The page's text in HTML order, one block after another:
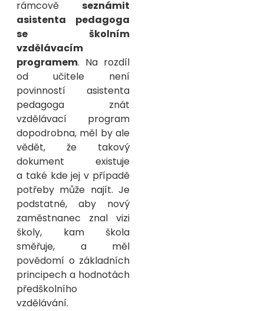
rámcově seznámit
asistenta pedagoga
se školním
vzdělávacím
programem. Na rozdíl
od učitele není
povinností asistenta
pedagoga znát
vzdělávací program
dopodrobna, měl by ale
vědět, že takový
dokument existuje
a také kde jej v případě
potřeby může najít. Je
podstatné, aby nový
zaměstnanec znal vizi
školy, kam škola
směřuje, a měl
povědomí o základních
principech a hodnotách
předškolního
vzdělávání.